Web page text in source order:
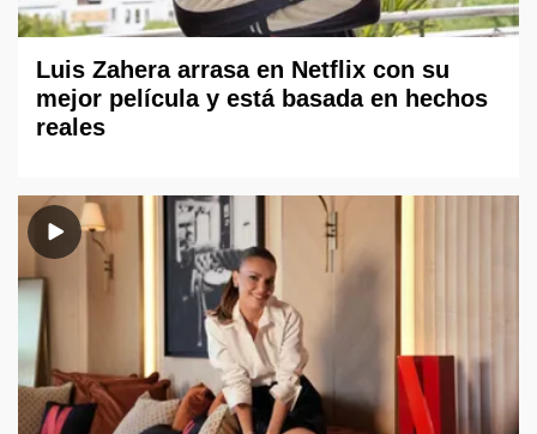
Luis Zahera arrasa en Netflix con su
mejor película y está basada en hechos
reales